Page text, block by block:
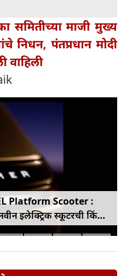
समितीच्या माजी मुख्य
निधन, पंतप्रधान मोदी
वाहिली
Platform Scooter :
इलेक्ट्रिक स्कूटरची किंमत
घ्या कोनार्कमध्ये कोणती